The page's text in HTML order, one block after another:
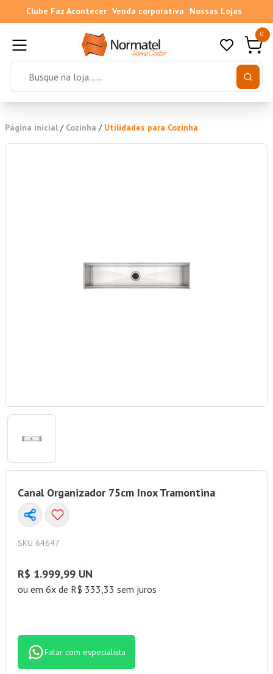
Clube Faz Acontecer Venda corporativa Nossas Lojas
0
Página inicial / Cozinha / Utilidades para Cozinha
Canal Organizador 75cm Inox Tramontina
SKU 64647
R$ 1.999,99 UN
ou em 6x de R$ 333,33 sem juros
Falar com especialista